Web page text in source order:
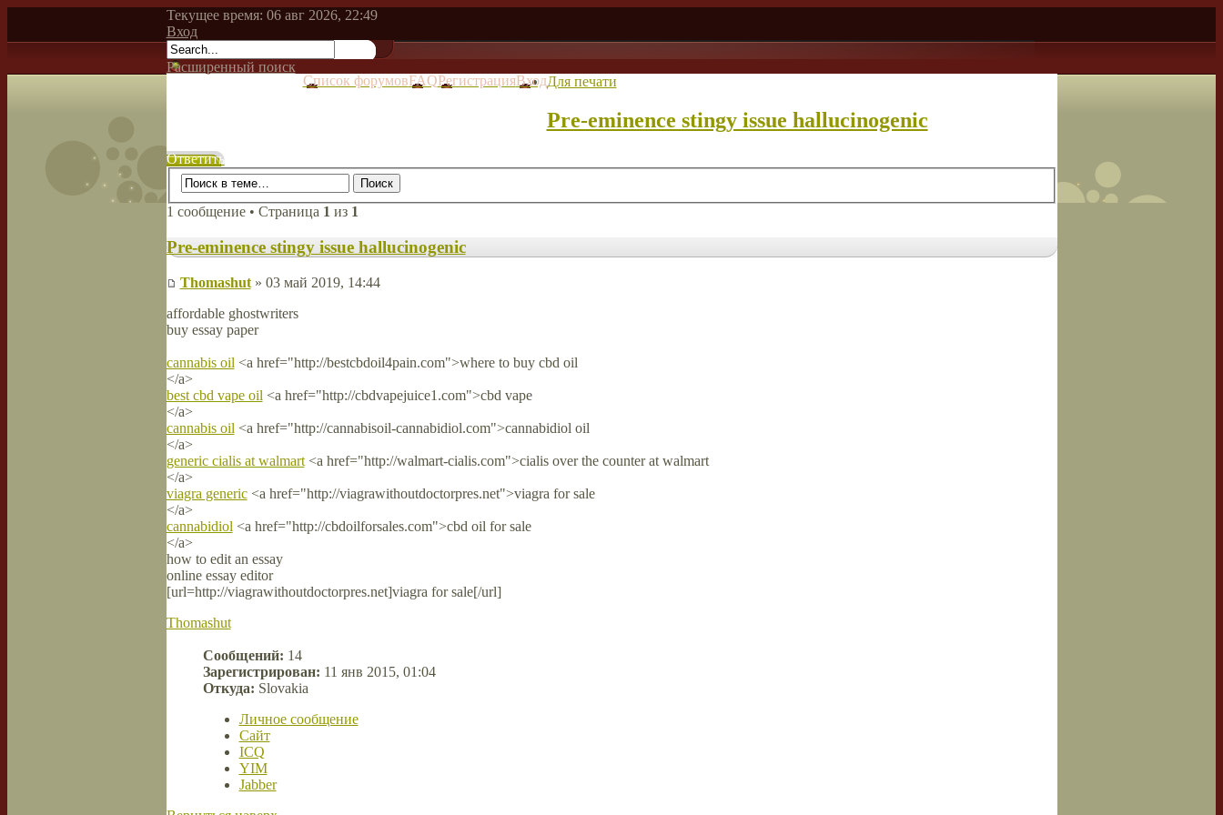
Текущее время: 06 авг 2026, 22:49
Вход
Расширенный поиск
Список форумовFAQРегистрацияВходДля печати
Pre-eminence stingy issue hallucinogenic
Ответить
1 сообщение • Страница 1 из 1
Pre-eminence stingy issue hallucinogenic
Thomashut» 03 май 2019, 14:44
affordable ghostwriters
buy essay paper
cannabis oil <a href="http://bestcbdoil4pain.com">where to buy cbd oil
</a>
best cbd vape oil <a href="http://cbdvapejuice1.com">cbd vape
</a>
cannabis oil <a href="http://cannabisoil-cannabidiol.com">cannabidiol oil
</a>
generic cialis at walmart<a href="http://walmart-cialis.com">cialis over the counter at walmart
</a>
viagra generic<a href="http://viagrawithoutdoctorpres.net">viagra for sale
</a>
cannabidiol <a href="http://cbdoilforsales.com">cbd oil for sale
</a>
how to edit an essay
online essay editor
[url=http://viagrawithoutdoctorpres.net]viagra for sale[/url]
Thomashut
Сообщений: 14
Зарегистрирован: 11 янв 2015, 01:04
Откуда: Slovakia
Личное сообщение
Сайт
ICQ
YIM
Jabber